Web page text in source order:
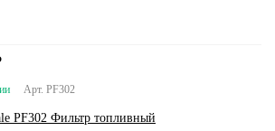
Арт. PF302
PF302 Фильтр топливный